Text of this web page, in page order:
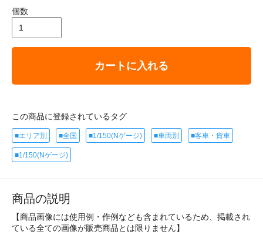
個数
カートに入れる
この商品に登録されているタグ
■エリア別 ■全国 ■1/150(Nゲージ) ■車両別 ■客車・貨車
■1/150(Nゲージ)
商品の説明
【商品画像には使用例・作例なども含まれているため、掲載され
ている全ての画像が販売商品とは限りません】